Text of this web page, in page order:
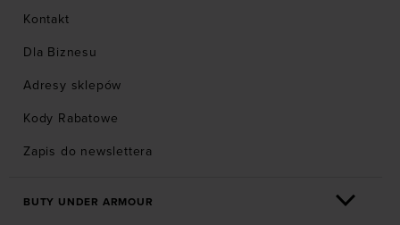
Kontakt
Dla Biznesu
Adresy sklepów
Kody Rabatowe
Zapis do newslettera
BUTY UNDER ARMOUR